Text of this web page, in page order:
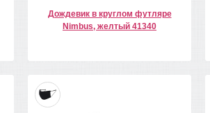
Дождевик в круглом футляре
Nimbus, желтый 41340